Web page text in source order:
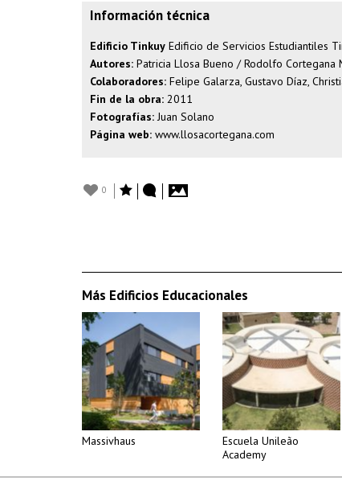
Información técnica
Edificio Tinkuy Edificio de Servicios Estudiantiles
Autores: Patricia Llosa Bueno / Rodolfo
Colaboradores: Felipe Galarza, Gustavo Díaz,
Fin de la obra: 2011
Fotografías:Juan Solano
Página web: www.llosacortegana.com
0
Más Edificios Educacionales
Massivhaus
Escuela Unileão
Academy